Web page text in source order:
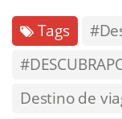
Tags
Destino de